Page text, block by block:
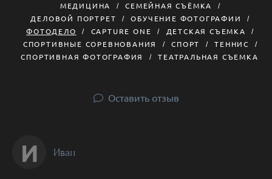
МЕДИЦИНА
СЕМЕЙНАЯ СЪЁМКА
ДЕЛОВОЙ ПОРТРЕТ
ОБУЧЕНИЕ ФОТОГРАФИИ
ФОТОДЕЛО
CAPTURE ONE
ДЕТСКАЯ СЪЕМКА
СПОРТИВНЫЕ СОРЕВНОВАНИЯ
СПОРТ
ТЕННИС
СПОРТИВНАЯ ФОТОГРАФИЯ
ТЕАТРАЛЬНАЯ СЪЕМКА
Оставить отзыв
И Иван